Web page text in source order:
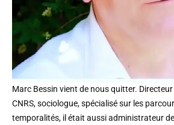
Marc Bessin vient de nous quitter.
CNRS, sociologue, spécialisé sur les
temporalités, il était aussi administrateur de